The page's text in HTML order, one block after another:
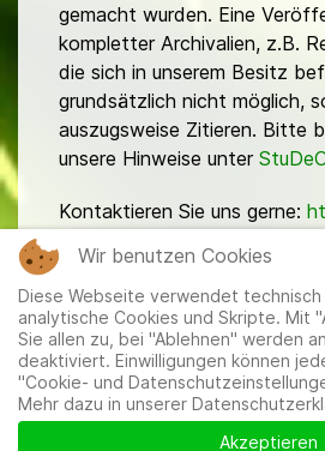
gemacht wurden. Eine
kompletter Archivalien, z.B.
die sich in unserem Besitz
grundsätzlich nicht möglich,
auszugsweise Zitieren. Bitte
unsere Hinweise unter
Kontaktieren Sie uns gerne:
Mitglieder|Impressum|
und
Wir benutzen Cookies
Diese Webseite verwendet
analytische Cookies und Skripte. Mit
Sie allen zu, bei "Ablehnen" werden
deaktiviert. Einwilligungen können
"Cookie- und
Mehr dazu in unserer
Akzeptieren